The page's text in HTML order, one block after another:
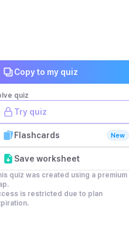
Copy to my quiz
quiz
Try quiz
Flashcards New
Save worksheet
quiz was created using a premium
is restricted due to plan